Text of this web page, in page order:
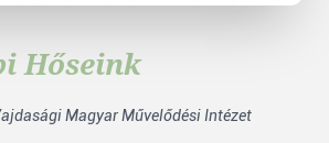
Hőseink
Magyar Művelődési Intézet